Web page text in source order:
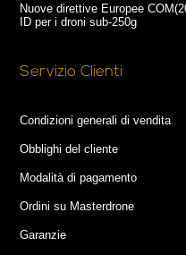
Nuove direttive Europee
ID per i droni sub-250g
Servizio Clienti
Condizioni generali di vendita
Obblighi del cliente
Modalità di pagamento
Ordini su Masterdrone
Garanzie